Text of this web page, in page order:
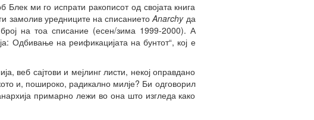
ми го испрати ракописот од својата книга
замолив уредниците на списаниетоAnarchyда
број на тоа списание (есен/зима 1999-2000). А
Одбивање на реификацијата на бунтот“, кој е
веб сајтови и мејлинг листи, некој оправдано
и, пошироко, радикално милје? Би одговорил
примарно лежи во она што изгледа како